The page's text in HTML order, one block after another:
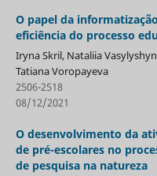
O papel da
eficiência do processo
Iryna Skril, Nataliia
Tatiana Voropayeva
2506-2518
08/12/2021
O desenvolvimento da
de pré-escolares no
de pesquisa na natureza